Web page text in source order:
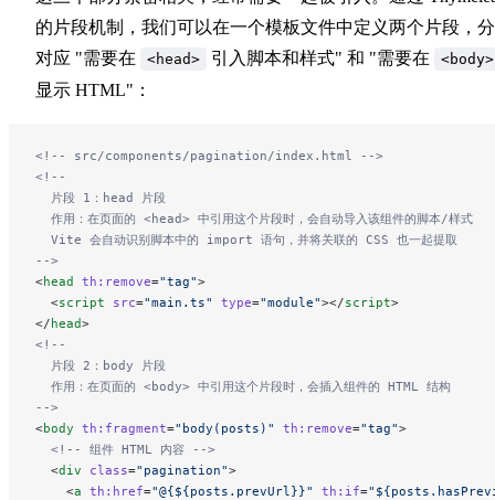
的片段机制，我们可以在一个模板文件中定义两个片段，
对应 "需要在
<head> 引入脚本和样式" 和 "需要在 <body>
显示 HTML"：
<!-- src/components/pagination/index.html -->
<!--
  片段 1：head 片段
  作用：在页面的 <head> 中引用这个片段时，会自动导入该组件的脚本/样式
  Vite 会自动识别脚本中的 import 语句，并将关联的 CSS 也一起提取
-->
<head th:remove="tag">
  <
script src="main.ts" type="module"></script>
</head>
<!--
  片段 2：body 片段
  作用：在页面的 <body> 中引用这个片段时，会插入组件的 HTML 结构
-->
<body th:fragment="body(posts)" th:remove="tag">
  <!-- 组件 HTML 内容 -->
  <
div class="pagination">
    <
a th:href="@{${posts.prevUrl}}" th:if=